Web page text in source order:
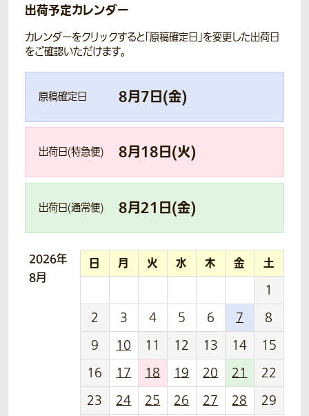
出荷予定カレンダー
カレンダーをクリックすると「原稿確定日」を変更した出荷日
をご確認いただけます。
原稿確定日 8月7日(金)
出荷日(特急便) 8月18日(火)
出荷日(通常便) 8月21 日(金)
2026年
8月
日 月 火 水 木 金 土
1
2
3 4 5 6 7
8
9
10 11 12 13 14
15
16
17 18 19 20 21
22
23
24 25 26 27 28
29